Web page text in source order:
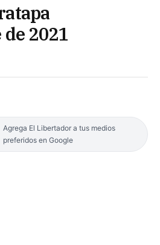
2021
Agrega El Libertador a tus medios
preferidos en Google